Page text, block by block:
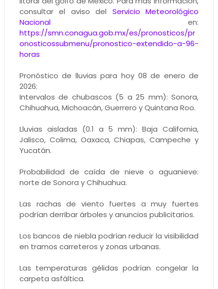
consultar el aviso del Servicio Meteorológico
Nacionalen:
https://smn.conagua.gob.mx/es/pronosticos/pr
onosticossubmenu/pronostico-extendido-a-96-
horas
Pronóstico de lluvias para hoy 08 de enero de
2026:
Intervalos de chubascos (5 a 25 mm): Sonora,
Chihuahua, Michoacán, Guerrero y Quintana Roo.
Lluvias aisladas (0.1 a 5 mm): Baja California,
Jalisco, Colima, Oaxaca, Chiapas, Campeche y
Yucatán.
Probabilidad de caída de nieve o aguanieve:
norte de Sonora y Chihuahua.
Las rachas de viento fuertes a muy fuertes
podrían derribar árboles y anuncios publicitarios.
Los bancos de niebla podrían reducir la visibilidad
en tramos carreteros y zonas urbanas.
Las temperaturas gélidas podrían congelar la
carpeta asfáltica.